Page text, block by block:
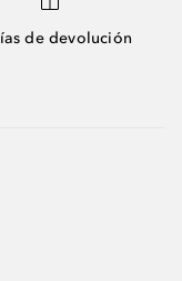
de devolución